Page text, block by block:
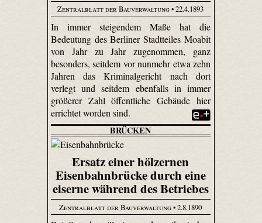
Zentralblatt der Bauverwaltung• 22.4.1893
In immer steigendem Maße hat die
Bedeutung des Berliner Stadtteiles Moabit
von Jahr zu Jahr zugenommen, ganz
besonders, seitdem vor nunmehr etwa zehn
Jahren das Kriminalgericht nach dort
verlegt und seitdem ebenfalls in immer
größerer Zahl öffentliche Gebäude hier
errichtet worden sind.
BRÜCKEN
Ersatz einer hölzernen
Eisenbahnbrücke durch eine
eiserne während des Betriebes
Zentralblatt der Bauverwaltung• 2.8.1890